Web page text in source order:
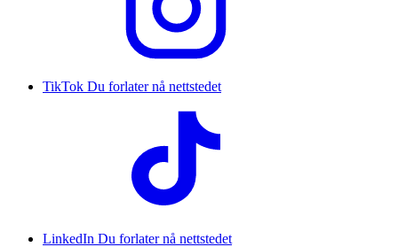
TikTok Du forlater nå nettstedet
LinkedIn Du forlater nå nettstedet